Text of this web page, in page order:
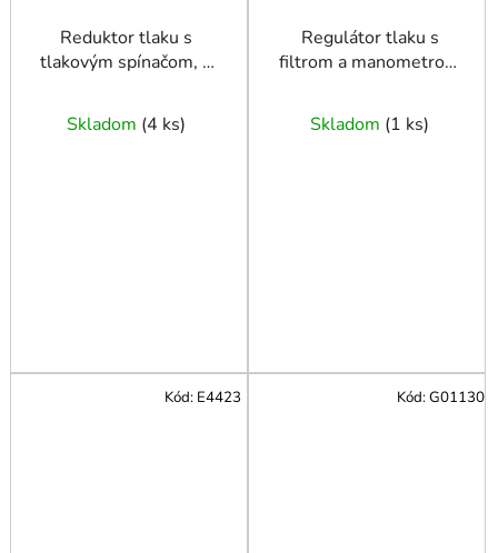
Reduktor tlaku s
tlakovým spínačom, 2
rýchlospojkami
Skladom (4 ks)
Regulátor tlaku s
filtrom a manometrom
Skladom (1 ks)
Kód: E4423 Kód:G01130